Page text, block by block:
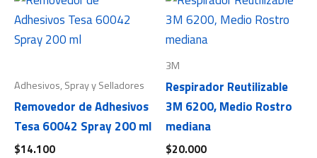
Adhesivos, Spray y Selladores
Removedor de Adhesivos
Tesa 60042 Spray 200 ml
$14.100
3M
Respirador Reutilizable
3M 6200, Medio Rostro
mediana
$20.000